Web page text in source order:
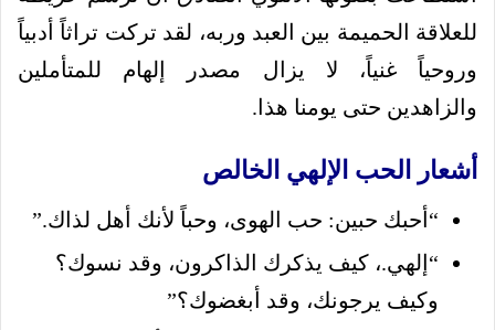
للعلاقة الحميمة بين العبد وربه، لقد تركت تراثاً أدبياً
وروحياً غنياً، لا يزال مصدر إلهام للمتأملين
والزاهدين حتى يومنا هذا.
أشعار الحب الإلهي الخالص
“أحبك حبين: حب الهوى، وحباً لأنك أهل لذاك.”
“إلهي.، كيف يذكرك الذاكرون، وقد نسوك؟
وكيف يرجونك، وقد أبغضوك؟”